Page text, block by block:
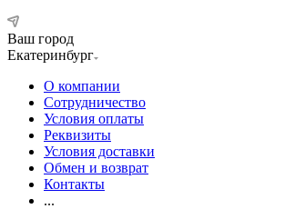
Ваш город
Екатеринбург
О компании
Сотрудничество
Условия оплаты
Реквизиты
Условия доставки
Обмен и возврат
Контакты
...